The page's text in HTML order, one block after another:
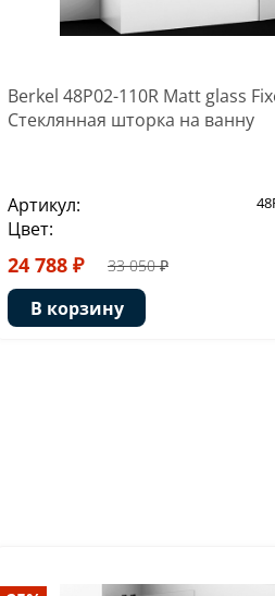
Berkel 48P02-110R Matt glass
Стеклянная шторка на ванну
Артикул:
Цвет:
24 788 ₽ 33 050 ₽
В корзину